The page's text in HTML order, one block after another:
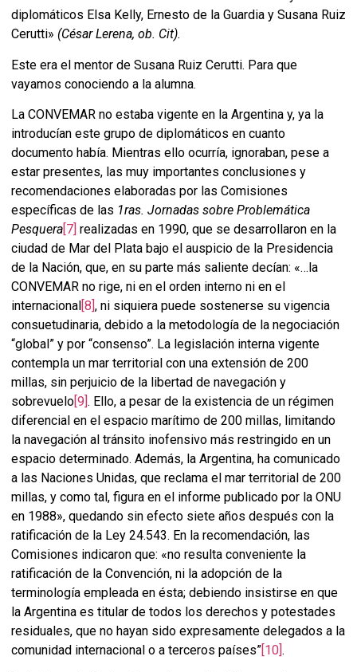
diplomáticos Elsa Kelly, Ernesto de la Guardia y Susana Ruiz
Cerutti» (César Lerena, ob. Cit).
Este era el mentor de Susana Ruiz Cerutti. Para que
vayamos conociendo a la alumna.
La CONVEMAR no estaba vigente en la Argentina y, ya la
introducían este grupo de diplomáticos en cuanto
documento había. Mientras ello ocurría, ignoraban, pese a
estar presentes, las muy importantes conclusiones y
recomendaciones elaboradas por las Comisiones
específicas de las 1ras. Jornadas sobre Problemática
Pesquera[7] realizadas en 1990, que se desarrollaron en la
ciudad de Mar del Plata bajo el auspicio de la Presidencia
de la Nación, que, en su parte más saliente decían: «…la
CONVEMAR no rige, ni en el orden interno ni en el
internacional[8], ni siquiera puede sostenerse su vigencia
consuetudinaria, debido a la metodología de la negociación
“global” y por “consenso”. La legislación interna vigente
contempla un mar territorial con una extensión de 200
millas, sin perjuicio de la libertad de navegación y
sobrevuelo[9]. Ello, a pesar de la existencia de un régimen
diferencial en el espacio marítimo de 200 millas, limitando
la navegación al tránsito inofensivo más restringido en un
espacio determinado. Además, la Argentina, ha comunicado
a las Naciones Unidas, que reclama el mar territorial de 200
millas, y como tal, figura en el informe publicado por la ONU
en 1988», quedando sin efecto siete años después con la
ratificación de la Ley 24.543. En la recomendación, las
Comisiones indicaron que: «no resulta conveniente la
ratificación de la Convención, ni la adopción de la
terminología empleada en ésta; debiendo insistirse en que
la Argentina es titular de todos los derechos y potestades
residuales, que no hayan sido expresamente delegados a la
comunidad internacional o a terceros países”[10].